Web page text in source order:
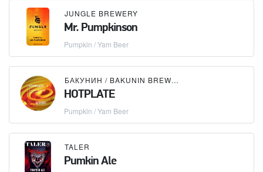
JUNGLE BREWERY
Mr. Pumpkinson
Pumpkin / Yam Beer
БАКУНИН / BAKUNIN BREWING CO.
HOTPLATE
Pumpkin / Yam Beer
TALER
Pumkin Ale